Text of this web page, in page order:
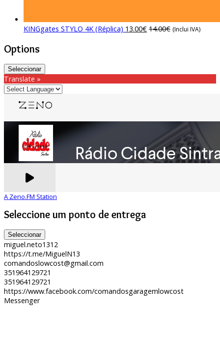
KINGgates STYLO 4K (Réplica) 13.00€ 14.00€ (Inclui IVA)
Options
Seleccionar
Translate »
A Zeno.FM Station
Seleccione um ponto de entrega
Seleccionar
miguel.neto1312
https://t.me/MiguelN13
comandoslowcost@gmail.com
351964129721
351964129721
https://www.facebook.com/comandosgaragemlowcost
Messenger